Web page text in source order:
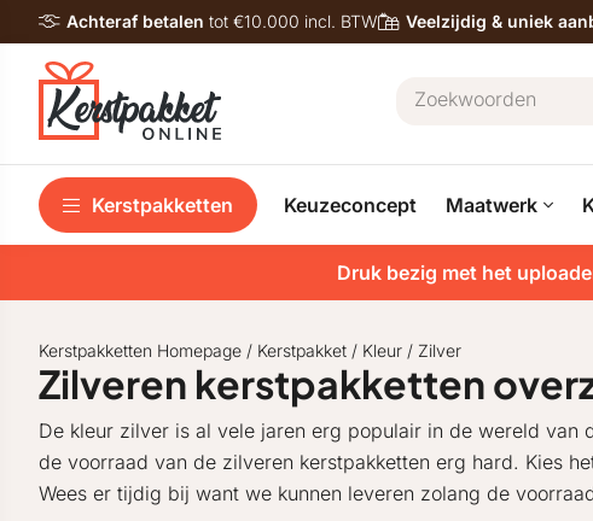
Achteraf betalen tot €10.000 incl. BTW Veelzijdig & uniek
Kerstpakketten Keuzeconcept Maatwerk
Druk bezig met het
Kerstpakketten Homepage / Kerstpakket / Kleur / Zilver
Zilveren kerstpakketten
De kleur zilver is al vele jaren erg populair in de wereld van
de voorraad van de zilveren kerstpakketten erg hard. Kies
Wees er tijdig bij want we kunnen leveren zolang de